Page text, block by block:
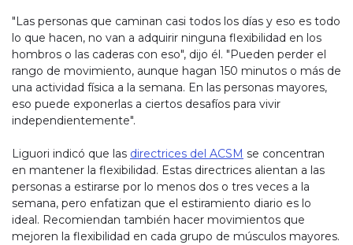
"Las personas que caminan casi todos los días y eso es todo
lo que hacen, no van a adquirir ninguna flexibilidad en los
hombros o las caderas con eso", dijo él. "Pueden perder el
rango de movimiento, aunque hagan 150 minutos o más de
una actividad física a la semana. En las personas mayores,
eso puede exponerlas a ciertos desafíos para vivir
independientemente".
Liguori indicó que las directrices del ACSM se concentran
en mantener la flexibilidad. Estas directrices alientan a las
personas a estirarse por lo menos dos o tres veces a la
semana, pero enfatizan que el estiramiento diario es lo
ideal. Recomiendan también hacer movimientos que
mejoren la flexibilidad en cada grupo de músculos mayores.